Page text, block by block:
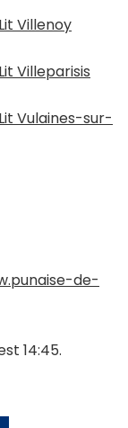
Villenoy
Villeparisis
Vulaines-sur-
de-
14:45.